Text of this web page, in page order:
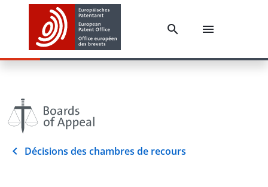
Décisions des chambres de recours